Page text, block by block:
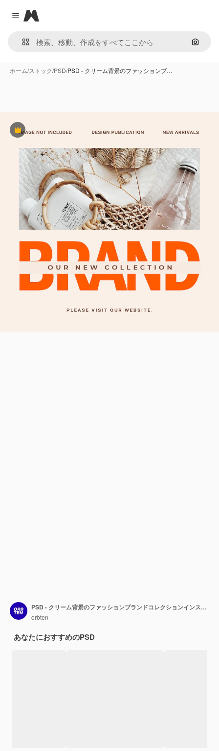
Close menu
Magnific
画像で
ホーム/ストック/PSD/PSD - クリーム背景のファッションブ…
Premium
PSD - クリーム背景のファッションブランドコレクションインスタグラムポストテンプレート
orbten
あなたにおすすめのPSD